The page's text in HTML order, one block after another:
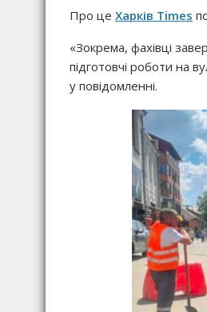
Про це Харків Times
«Зокрема, фахівці
підготовчі роботи на
у повідомленні.